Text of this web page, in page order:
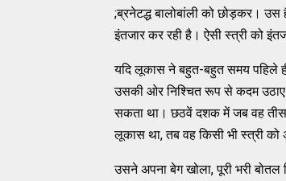
;ब्रनेटद्ध बालोबांली को छोड़कर।
इंतजार कर रही है। ऐसी स्त्री को
यदि लूकास ने बहुत-बहुत समय पहिले
उसकी ओर निश्चित रूप से कदम
सकता था। छठवें दशक में जब वह
लूकास था, तब वह किसी भी स्त्री
उसने अपना बेग खोला, पूरी भरी बोतल